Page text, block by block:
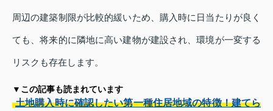
周辺の建築制限が比較的緩いため、購入時に日当たりが良く
ても、将来的に隣地に高い建物が建設され、環境が一変する
リスクも存在します。
▼この記事も読まれています
土地購入時に確認したい第一種住居地域の特徴！建てら